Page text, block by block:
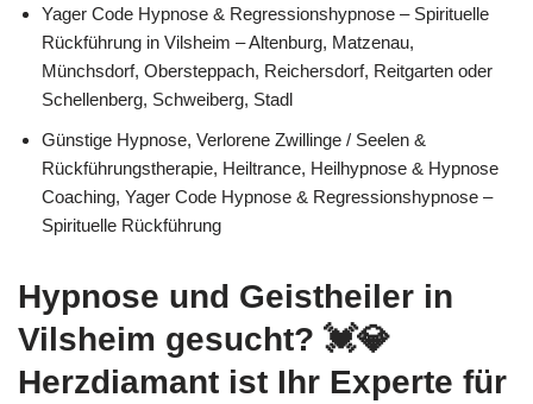
Yager Code Hypnose & Regressionshypnose – Spirituelle
Rückführung in Vilsheim – Altenburg, Matzenau,
Münchsdorf, Obersteppach, Reichersdorf, Reitgarten oder
Schellenberg, Schweiberg, Stadl
Günstige Hypnose, Verlorene Zwillinge / Seelen &
Rückführungstherapie, Heiltrance, Heilhypnose & Hypnose
Coaching, Yager Code Hypnose & Regressionshypnose –
Spirituelle Rückführung
Hypnose und Geistheiler in
Vilsheim gesucht? 💓️💎
Herzdiamant ist Ihr Experte für